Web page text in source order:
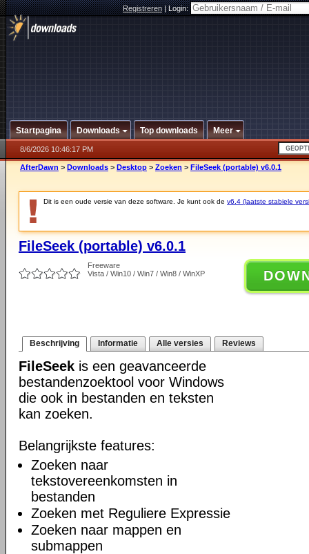
Registreren|Login:
Startpagina Downloads Top downloads Meer
8/6/2026 10:46:17 PM
AfterDawn > Downloads > Desktop > Zoeken > FileSeek (portable) v6.0.1
Dit is een oude versie van deze software. Je kunt ook de v6.4 (laatste stabiele
FileSeek (portable) v6.0.1
Freeware
Vista / Win10 / Win7 / Win8 / WinXP
Beschrijving Informatie Alle versies Reviews
FileSeek is een geavanceerde
bestandenzoektool voor Windows
die ook in bestanden en teksten
kan zoeken.
Belangrijkste features:
Zoeken naar
tekstovereenkomsten in
bestanden
Zoeken met Reguliere Expressie
Zoeken naar mappen en
submappen